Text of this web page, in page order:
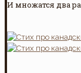
И множатся два